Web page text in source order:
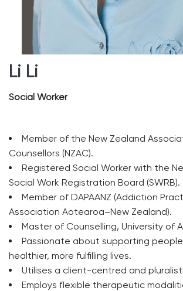
Li Li
Social Worker
Member of the New Zealand
Counsellors (NZAC).
Registered Social Worker with the
Social Work Registration Board (SWRB).
Member of DAPAANZ (Addiction
Association Aotearoa–New Zealand).
Master of Counselling, University of
Passionate about supporting
healthier, more fulfilling lives.
Utilises a client-centred and
Employs flexible therapeutic